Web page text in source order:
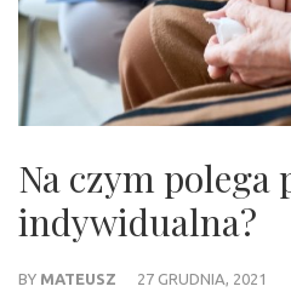
Na czym polega
indywidualna?
BY MATEUSZ 27 GRUDNIA, 2021